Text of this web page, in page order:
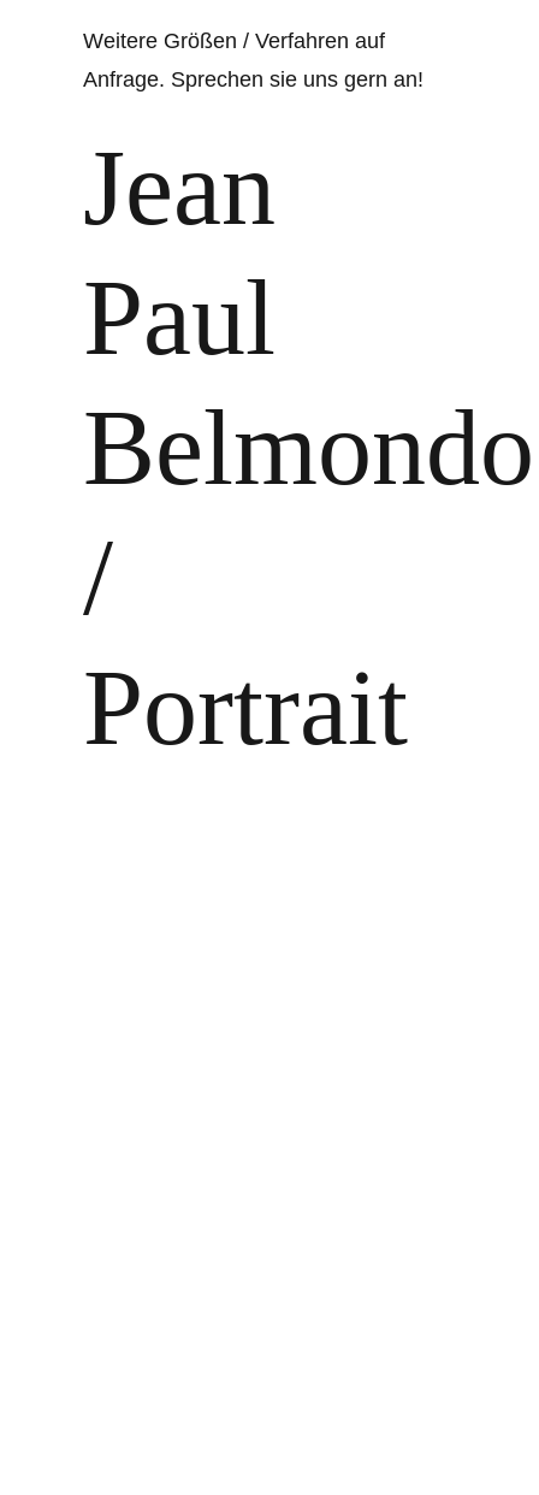
Weitere Größen / Verfahren auf
Anfrage. Sprechen sie uns gern an!
Jean
Paul
Belmondo
/
Portrait